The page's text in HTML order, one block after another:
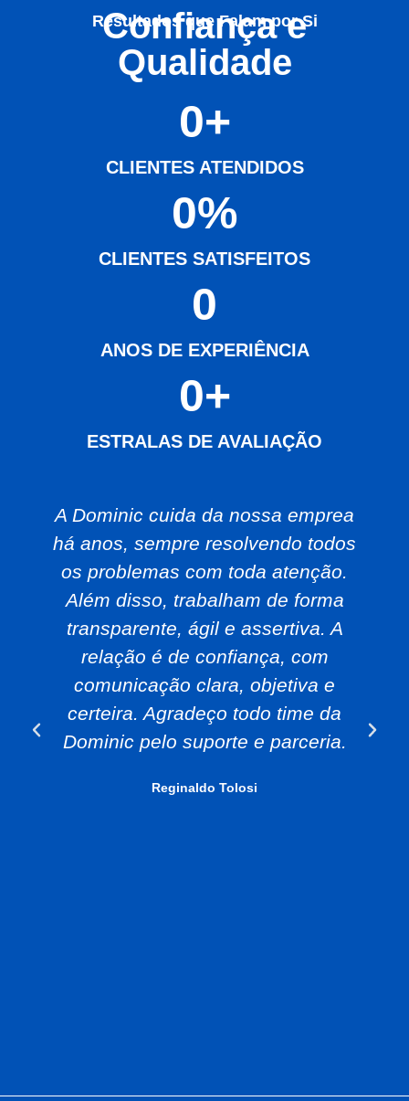
Resultados que Falam por Si
Confiança e
Qualidade
CLIENTES ATENDIDOS
0+
CLIENTES SATISFEITOS
0%
ANOS DE EXPERIÊNCIA
0
ESTRALAS DE AVALIAÇÃO
0+
A Dominic cuida da nossa emprea
há anos, sempre resolvendo todos
os problemas com toda atenção.
Além disso, trabalham de forma
transparente, ágil e assertiva. A
relação é de confiança, com
comunicação clara, objetiva e
certeira. Agradeço todo time da
Dominic pelo suporte e parceria.
Reginaldo Tolosi